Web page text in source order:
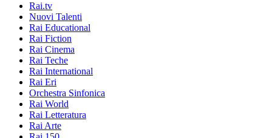
Rai.tv
Nuovi Talenti
Rai Educational
Rai Fiction
Rai Cinema
Rai Teche
Rai International
Rai Eri
Orchestra Sinfonica
Rai World
Rai Letteratura
Rai Arte